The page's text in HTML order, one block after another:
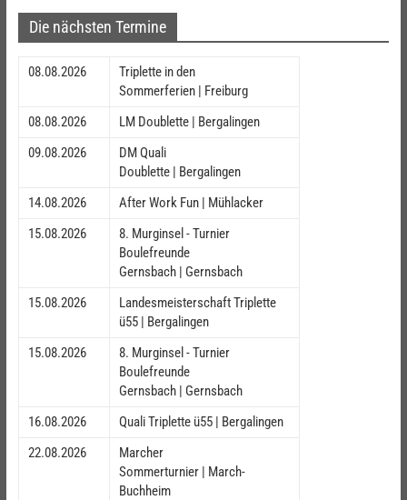
Die nächsten Termine
08.08.2026
Triplette in den
Sommerferien | Freiburg
08.08.2026
LM Doublette | Bergalingen
09.08.2026
DM Quali
Doublette | Bergalingen
14.08.2026
After Work Fun | Mühlacker
15.08.2026
8. Murginsel - Turnier
Boulefreunde
Gernsbach | Gernsbach
15.08.2026
Landesmeisterschaft Triplette
ü55 | Bergalingen
15.08.2026
8. Murginsel - Turnier
Boulefreunde
Gernsbach | Gernsbach
16.08.2026
Quali Triplette ü55 | Bergalingen
22.08.2026
Marcher
Sommerturnier | March-
Buchheim